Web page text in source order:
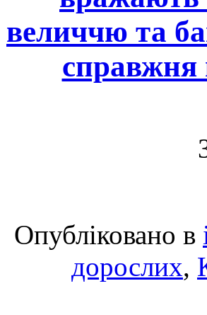
величчю та
справжня
Опубліковано в
дорослих,